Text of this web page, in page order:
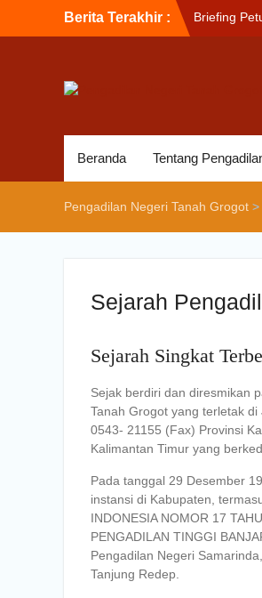
Berita Terakhir :
Briefing
Beranda Tentang
Pengadilan Negeri Tanah Grogot >
Sejarah
Sejarah Singkat
Sejak berdiri dan diresmikan
Tanah Grogot yang terletak
0543- 21155 (Fax) Provinsi
Kalimantan Timur yang
Pada tanggal 29 Desember
instansi di Kabupaten,
INDONESIA NOMOR 17
PENGADILAN TINGGI
Pengadilan Negeri
Tanjung Redep.